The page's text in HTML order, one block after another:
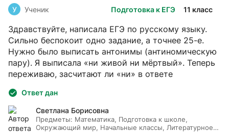
Подготовка к ЕГЭ 11 класс
У Ученик
Здравствуйте, написала ЕГЭ по русскому языку.
Сильно беспокоит одно задание, а точнее 25-е.
Нужно было выписать антонимы (антиномическую
пару). Я выписала «ни живой ни мёртвый». Теперь
переживаю, засчитают ли «ни» в ответе
Ответ дан
Светлана Борисовна
Предметы: Математика, Подготовка к школе,
Окружающий мир, Начальные классы, Литературное